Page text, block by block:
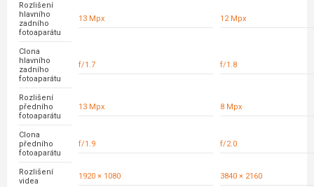
Rozlišení
hlavního
zadního
fotoaparátu
13 Mpx 12 Mpx
Clona
hlavního
zadního
fotoaparátu
f/1.7 f/1.8
Rozlišení
předního
fotoaparátu
13 Mpx 8 Mpx
Clona
předního
fotoaparátu
f/1.9 f/2.0
Rozlišení
videa
1920 × 1080 3840 × 2160